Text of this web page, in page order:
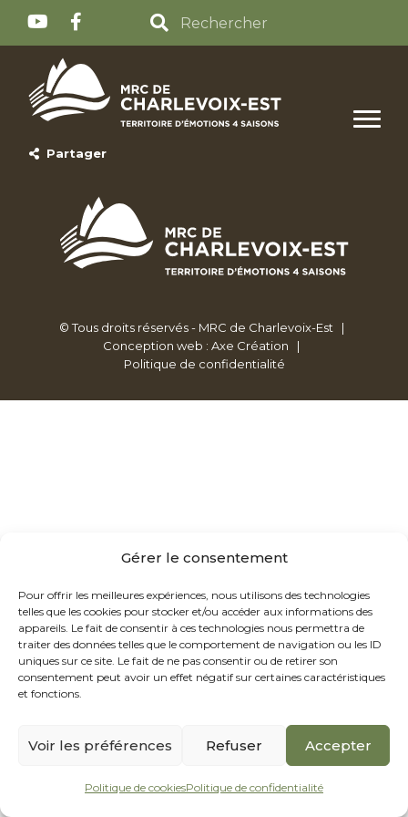
Gérer le consentement
Pour offrir les meilleures expériences, nous utilisons des technologies
telles que les cookies pour stocker et/ou accéder aux informations des
appareils. Le fait de consentir à ces technologies nous permettra de
traiter des données telles que le comportement de navigation ou les ID
uniques sur ce site. Le fait de ne pas consentir ou de retirer son
consentement peut avoir un effet négatif sur certaines caractéristiques
et fonctions.
Accepter
Refuser
Voir les préférences
Politique de cookiesPolitique de confidentialité
Partager
© Tous droits réservés - MRC de Charlevoix-Est
|
Conception web : Axe Création
|
Politique de confidentialité